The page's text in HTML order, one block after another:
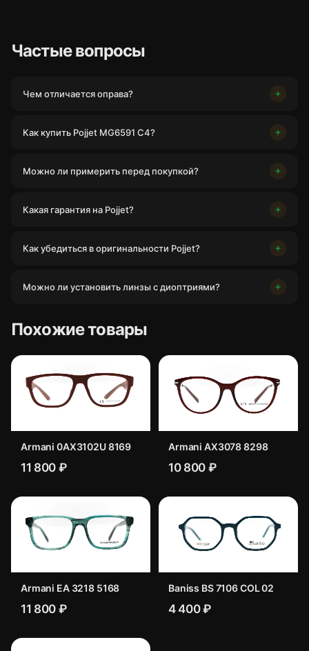
Частые вопросы
Чем отличается оправа?
Как купить Pojjet MG6591 C4?
Можно ли примерить перед покупкой?
Какая гарантия на Pojjet?
Как убедиться в оригинальности Pojjet?
Можно ли установить линзы с диоптриями?
Похожие товары
Armani 0AX3102U 8169
11 800 ₽
Armani AX3078 8298
10 800 ₽
Armani EA 3218 5168
11 800 ₽
Baniss BS 7106 COL 02
4 400 ₽